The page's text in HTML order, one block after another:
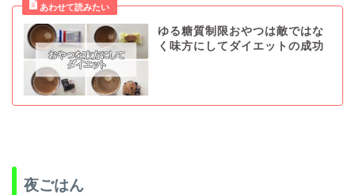
ゆる糖質制限おやつは敵ではな
く味方にしてダイエットの成功
夜ごはん